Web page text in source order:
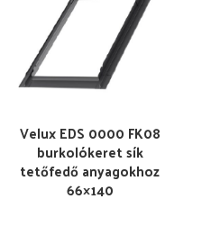
Velux EDS 0000 FK08
burkolókeret sík
tetőfedő anyagokhoz
66×140